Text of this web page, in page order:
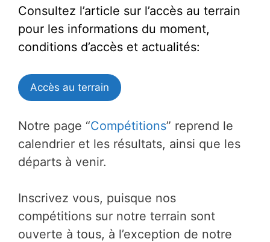
Consultez l’article sur l’accès au terrain
pour les informations du moment,
conditions d’accès et actualités:
Accès au terrain
Notre page “Compétitions” reprend le
calendrier et les résultats, ainsi que les
départs à venir.
Inscrivez vous, puisque nos
compétitions sur notre terrain sont
ouverte à tous, à l’exception de notre